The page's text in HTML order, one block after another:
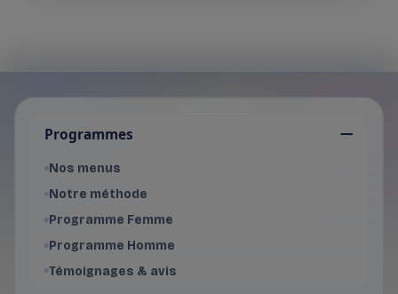
Je choisis mon programme
Programme Homme
Programmes
Nos menus
Notre méthode
Programme Femme
Programme Homme
Témoignages & avis